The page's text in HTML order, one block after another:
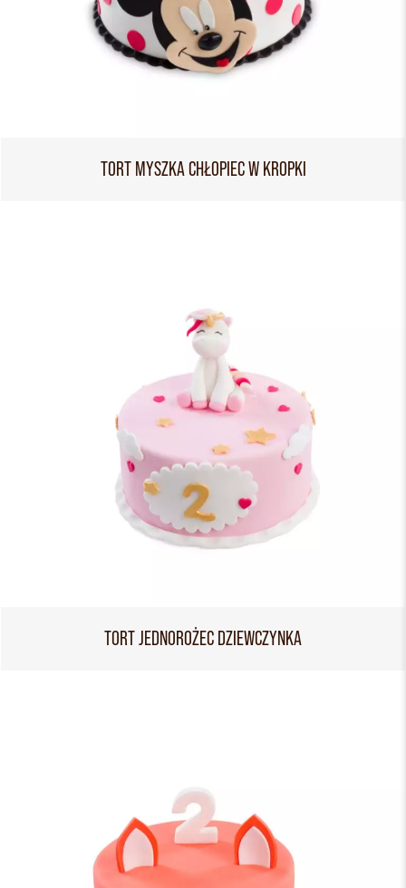
TORT MYSZKA CHŁOPIEC W KROPKI
TORT JEDNOROŻEC DZIEWCZYNKA